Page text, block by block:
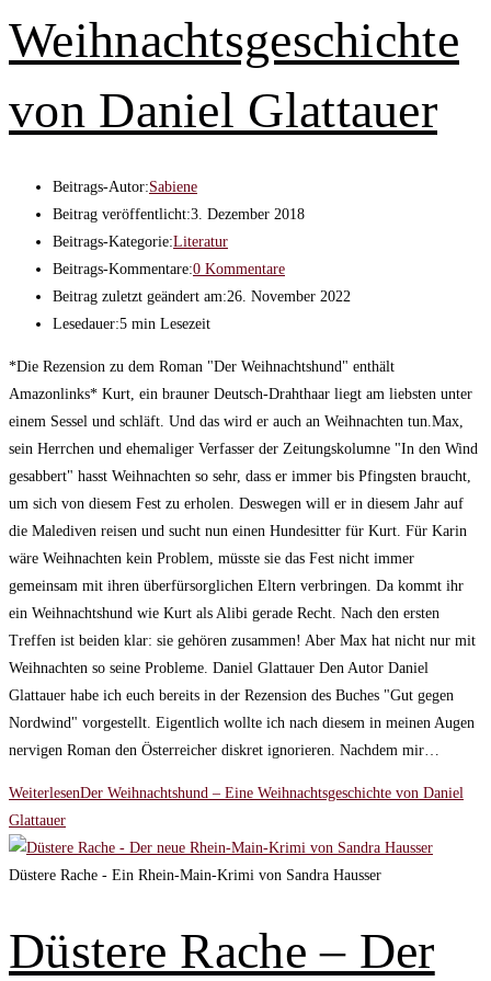
Weihnachtsgeschichte
von Daniel Glattauer
Beitrags-Autor:Sabiene
Beitrag veröffentlicht:3. Dezember 2018
Beitrags-Kategorie:Literatur
Beitrags-Kommentare:0 Kommentare
Beitrag zuletzt geändert am:26. November 2022
Lesedauer:5 min Lesezeit
*Die Rezension zu dem Roman "Der Weihnachtshund" enthält
Amazonlinks* Kurt, ein brauner Deutsch-Drahthaar liegt am liebsten unter
einem Sessel und schläft. Und das wird er auch an Weihnachten tun.Max,
sein Herrchen und ehemaliger Verfasser der Zeitungskolumne "In den Wind
gesabbert" hasst Weihnachten so sehr, dass er immer bis Pfingsten braucht,
um sich von diesem Fest zu erholen. Deswegen will er in diesem Jahr auf
die Malediven reisen und sucht nun einen Hundesitter für Kurt. Für Karin
wäre Weihnachten kein Problem, müsste sie das Fest nicht immer
gemeinsam mit ihren überfürsorglichen Eltern verbringen. Da kommt ihr
ein Weihnachtshund wie Kurt als Alibi gerade Recht. Nach den ersten
Treffen ist beiden klar: sie gehören zusammen! Aber Max hat nicht nur mit
Weihnachten so seine Probleme. Daniel Glattauer Den Autor Daniel
Glattauer habe ich euch bereits in der Rezension des Buches "Gut gegen
Nordwind" vorgestellt. Eigentlich wollte ich nach diesem in meinen Augen
nervigen Roman den Österreicher diskret ignorieren. Nachdem mir…
WeiterlesenDer Weihnachtshund – Eine Weihnachtsgeschichte von Daniel
Glattauer
Düstere Rache - Ein Rhein-Main-Krimi von Sandra Hausser
Düstere Rache – Der